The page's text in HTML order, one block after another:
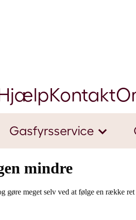
Kontakt
Gasfyrsservice
mindre
gøre meget selv ved at følge en række